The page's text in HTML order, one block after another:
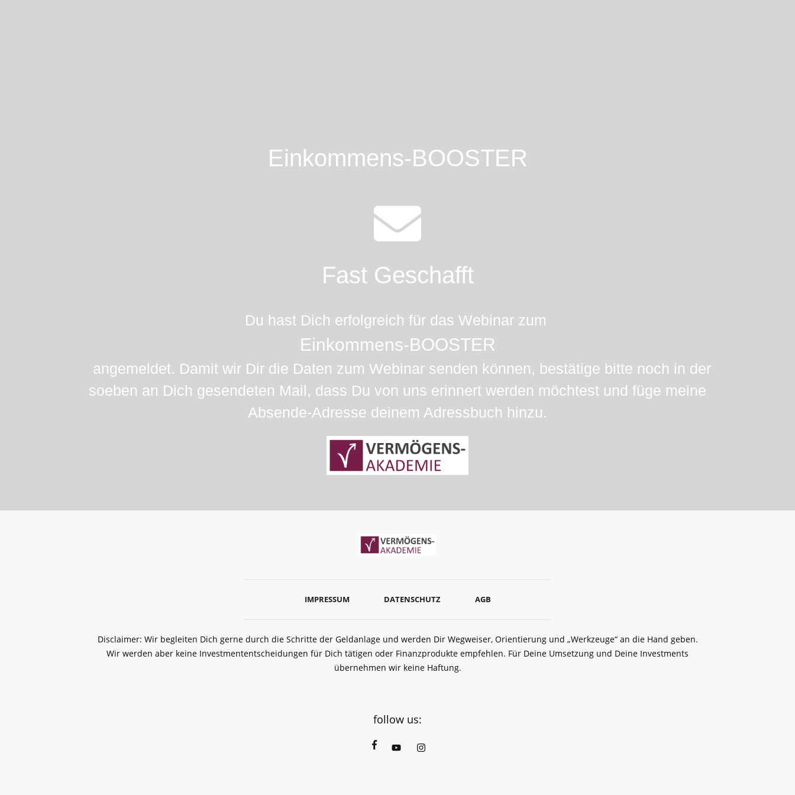
Einkommens-BOOSTER
Fast Geschafft
Du hast Dich erfolgreich für das Webinar zum
Einkommens-BOOSTER
angemeldet. Damit wir Dir die Daten zum Webinar senden können, bestätige bitte noch in der
soeben an Dich gesendeten Mail, dass Du von uns erinnert werden möchtest und füge meine
Absende-Adresse deinem Adressbuch hinzu.
IMPRESSUM DATENSCHUTZ AGB
Disclaimer: Wir begleiten Dich gerne durch die Schritte der Geldanlage und werden Dir Wegweiser, Orientierung und „Werkzeuge“ an die Hand geben.
Wir werden aber keine Investmententscheidungen für Dich tätigen oder Finanzprodukte empfehlen. Für Deine Umsetzung und Deine Investments
übernehmen wir keine Haftung.
follow us: